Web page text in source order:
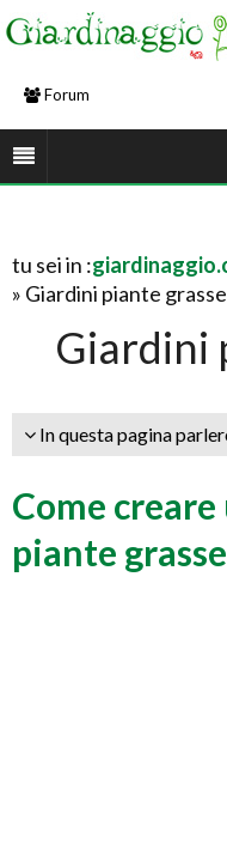
Forum
tu sei in :
» Giardini piante grasse
Giardini
In questa pagina
Come
piante grasse